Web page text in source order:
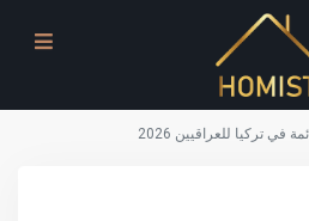
في تركيا للعراقيين 2026